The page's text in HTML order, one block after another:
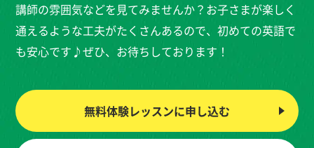
講師の雰囲気などを見てみませんか？お子さまが楽しく
通えるような工夫がたくさんあるので、初めての英語で
も安心です♪ぜひ、お待ちしております！
無料体験レッスンに申し込む